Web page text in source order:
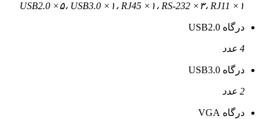
USB2.0 ×۵، USB3.0 ×۱، RJ45 ×۱، RS-232 ×۳، RJ11 ×۱
درگاه USB2.0
4 عدد
درگاه USB3.0
2 عدد
درگاه VGA